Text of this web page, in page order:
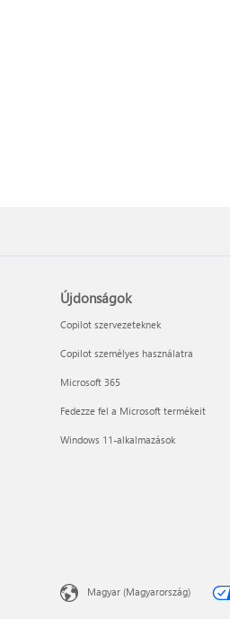
Újdonságok
Copilot szervezeteknek
Copilot személyes használatra
Microsoft 365
Fedezze fel a Microsoft termékeit
Windows 11-alkalmazások
Magyar (Magyarország)